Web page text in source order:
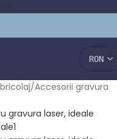
/Accesorii gravura